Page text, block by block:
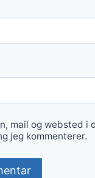
mail og websted i
jeg kommenterer.